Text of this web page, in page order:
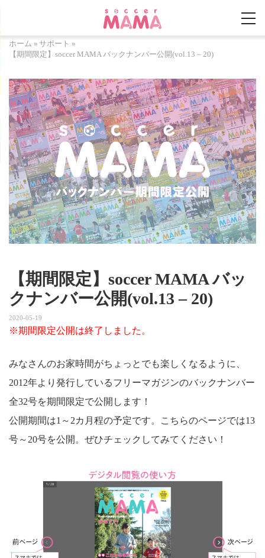
ホーム » サポート »
【期間限定】soccer MAMA バックナンバー公開(vol.13 – 20)
【期間限定】soccer MAMA バッ
クナンバー公開(vol.13 – 20)
2020-05-19
※期間限定公開は終了しました。
みなさんのお家時間がちょっとでも楽しくなるように、
2012年より発行しているフリーマガジンのバックナンバー
全32号を期間限定で公開します！
公開期間は1～2カ月程の予定です。こちらのページでは13
号～20号を公開。ぜひチェックしてみてください！